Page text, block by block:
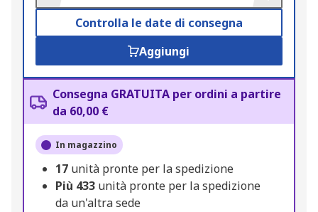
Controlla le date di consegna
Aggiungi
Consegna GRATUITA per ordini a partire
da 60,00 €
In magazzino
17 unità pronte per la spedizione
Più 433 unità pronte per la spedizione
da un'altra sede